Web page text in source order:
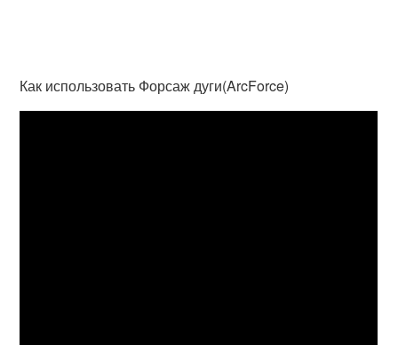
Как использовать Форсаж дуги(ArcForce)